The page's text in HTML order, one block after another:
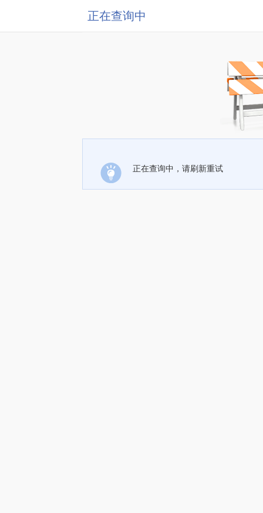
正在查询中
正在查询中，请刷新重试